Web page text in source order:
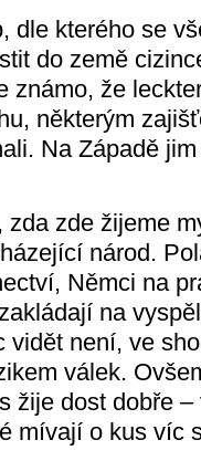
dle kterého se
do země
známo, že
některým
Na Západě
zde žijeme
národ.
Němci na
na
vidět není, ve
válek.
žije dost dobře
mívají o kus víc